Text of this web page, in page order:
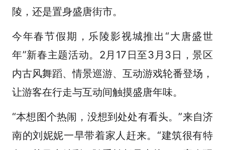
陵，还是置身盛唐街市。
今年春节假期，乐陵影视城推出“大唐盛世
年”新春主题活动。2月17日至3月3日，景区
内古风舞蹈、情景巡游、互动游戏轮番登场，
让游客在行走与互动间触摸盛唐年味。
“本想图个热闹，没想到处处有看头。”来自济
南的刘妮妮一早带着家人赶来。“建筑很有特